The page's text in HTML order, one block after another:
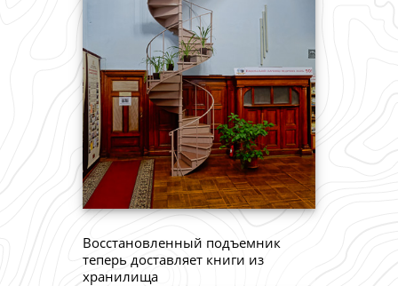
Восстановленный подъемник
теперь доставляет книги из
хранилища